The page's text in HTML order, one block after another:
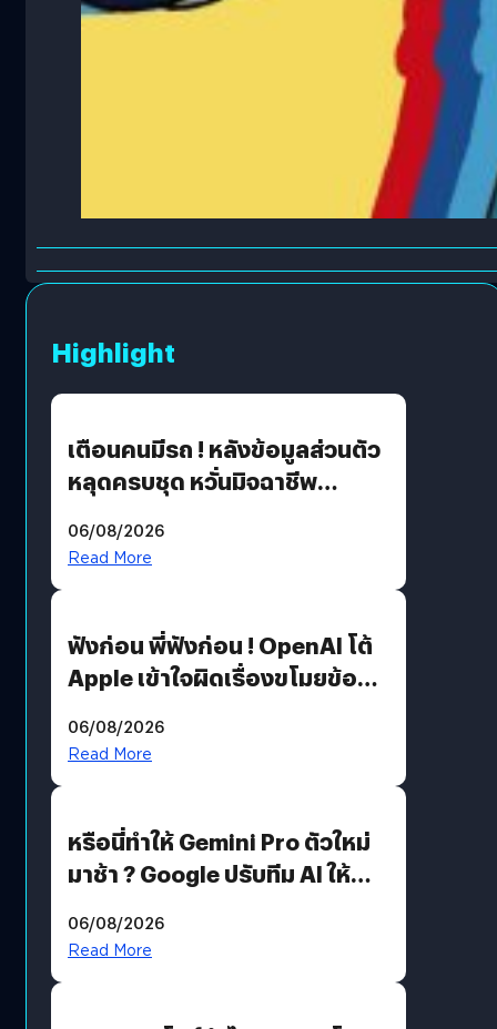
Highlight
เตือนคนมีรถ ! หลังข้อมูลส่วนตัว
หลุดครบชุด หวั่นมิจฉาชีพ
รหัสผ่านหลุด ไม่ใช่แฮกเกอร์
06/08/2026
Read More
ฟังก่อน พี่ฟังก่อน ! OpenAI โต้
Apple เข้าใจผิดเรื่องขโมยข้อมูล
06/08/2026
Read More
หรือนี่ทำให้ Gemini Pro ตัวใหม่
มาช้า ? Google ปรับทีม AI ให้
AGI
06/08/2026
Read More